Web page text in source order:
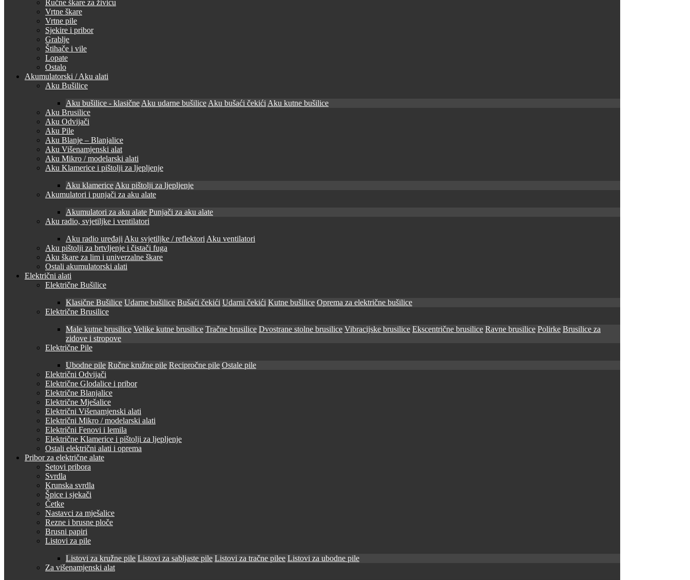
Ručne škare za živicu
Vrtne škare
Vrtne pile
Sjekire i pribor
Grablje
Štihače i vile
Lopate
Ostalo
Akumulatorski / Aku alati
Aku Bušilice
Aku bušilice - klasične Aku udarne bušilice Aku bušaći čekići Aku kutne bušilice
Aku Brusilice
Aku Odvijači
Aku Pile
Aku Blanje – Blanjalice
Aku Višenamjenski alat
Aku Mikro / modelarski alati
Aku Klamerice i pištolji za ljepljenje
Aku klamerice Aku pištolji za ljepljenje
Akumulatori i punjači za aku alate
Akumulatori za aku alate Punjači za aku alate
Aku radio, svjetiljke i ventilatori
Aku radio uređaji Aku svjetiljke / reflektori Aku ventilatori
Aku pištolji za brtvljenje i čistači fuga
Aku škare za lim i univerzalne škare
Ostali akumulatorski alati
Električni alati
Električne Bušilice
Klasične Bušilice Udarne bušilice Bušaći čekići Udarni čekići Kutne bušilice Oprema za električne bušilice
Električne Brusilice
Male kutne brusilice Velike kutne brusilice Tračne brusilice Dvostrane stolne brusilice Vibracijske brusilice Ekscentrične brusilice Ravne brusilice Polirke Brusilice za
zidove i stropove
Električne Pile
Ubodne pile Ručne kružne pile Recipročne pile Ostale pile
Električni Odvijači
Električne Glodalice i pribor
Električne Blanjalice
Električne Mješalice
Električni Višenamjenski alati
Električni Mikro / modelarski alati
Električni Fenovi i lemila
Električne Klamerice i pištolji za ljepljenje
Ostali električni alati i oprema
Pribor za električne alate
Setovi pribora
Svrdla
Krunska svrdla
Špice i sjekači
Četke
Nastavci za mješalice
Rezne i brusne ploče
Brusni papiri
Listovi za pile
Listovi za kružne pile Listovi za sabljaste pile Listovi za tračne pilee Listovi za ubodne pile
Za višenamjenski alat